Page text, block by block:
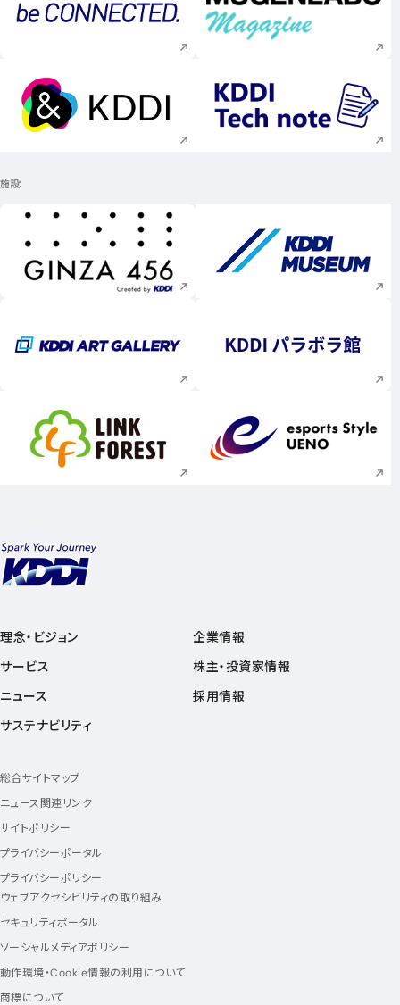
新規ウィンドウで開く 新規ウィンドウで
新規ウィンドウで開く 新規ウィンドウで
施設
新規ウィンドウで開く 新規ウィンドウで
新規ウィンドウで開く 新規ウィンドウで
新規ウィンドウで開く 新規ウィンドウで
理念・ビジョン
サービス
ニュース
サステナビリティ
企業情報
株主・投資家情報
採用情報
総合サイトマップ
ニュース関連リンク
サイトポリシー
プライバシーポータル
プライバシーポリシー
ウェブアクセシビリティの取り組み
セキュリティポータル
ソーシャルメディアポリシー
動作環境・Cookie情報の利用について
商標について